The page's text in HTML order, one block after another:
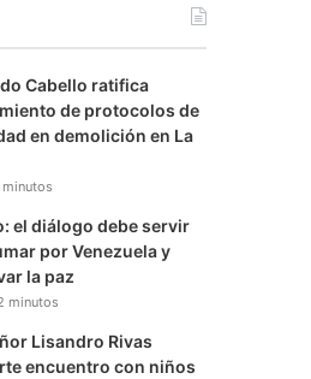
r
a
m
a
m
Cabello ratifica
de protocolos de
en demolición en La
el diálogo debe servir
por Venezuela y
la paz
minutos
Lisandro Rivas
encuentro con niños